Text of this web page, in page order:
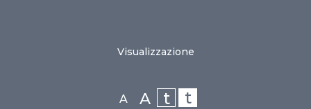
Visualizzazione
A A t t